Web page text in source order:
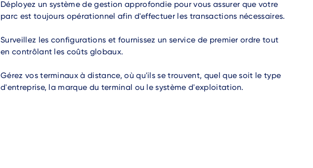
Déployez un système de gestion approfondie pour vous assurer que votre
parc est toujours opérationnel afin d'effectuer les transactions nécessaires.
Surveillez les configurations et fournissez un service de premier ordre tout
en contrôlant les coûts globaux.
Gérez vos terminaux à distance, où qu'ils se trouvent, quel que soit le type
d'entreprise, la marque du terminal ou le système d'exploitation.